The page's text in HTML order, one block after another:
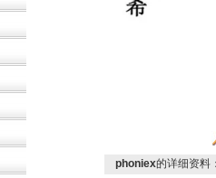
phoniex的详细资料